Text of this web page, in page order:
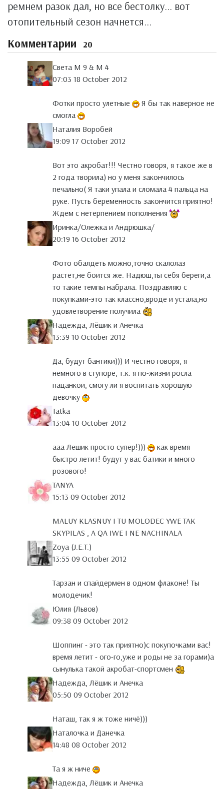
ремнем разок дал, но все бестолку... вот
отопительный сезон начнется...
Комментарии 20
Света М 9 & М 4
07:03 18 October 2012
Фотки просто улетные
Я бы так наверное не
смогла
Наталия Воробей
19:09 17 October 2012
Вот это акробат!!! Честно говоря, я такое же в
2 года творила) но у меня закончилось
печально( Я таки упала и сломала 4 пальца на
руке. Пусть беременность закончится приятно!
Ждем с нетерпением пополнения
Иринка/Олежка и Андрюшка/
20:19 16 October 2012
Фото обалдеть можно,точно скалолаз
растет,не боится же. Надюш,ты себя береги,а
то такие темпы набрала. Поздравляю с
покупками-это так классно,вроде и устала,но
удовлетворение получила
Надежда, Лёшик и Анечка
13:39 10 October 2012
Да, будут бантики))) И честно говоря, я
немного в ступоре, т.к. я по-жизни росла
пацанкой, смогу ли я воспитать хорошую
девочку
Tatka
13:04 10 October 2012
ааа Лешик просто супер!)))
как время
быстро летит! будут у вас батики и много
розового!
TANYA
15:13 09 October 2012
MALUY KLASNUY I TU MOLODEC YWE TAK
SKYPILAS , A QA IWE I NE NACHINALA
Zoya (J.E.T.)
13:55 09 October 2012
Тарзан и спайдермен в одном флаконе! Ты
молодечик!
Юлия (Львов)
09:38 09 October 2012
Шоппинг - это так приятно)с покупочками вас!
время летит - ого-го,уже и роды не за горами)а
сынулька такой акробат-спортсмен
Надежда, Лёшик и Анечка
05:50 09 October 2012
Наташ, так я ж тоже ничё)))
Наталочка и Данечка
14:48 08 October 2012
Та я ж ниче
Надежда, Лёшик и Анечка